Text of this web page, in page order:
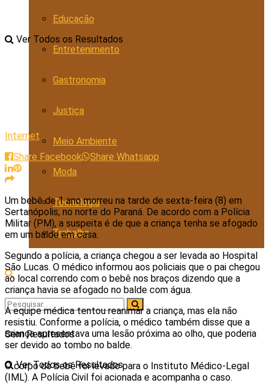
Educação
Entretenimento
Gastronomia
Justiça
Meio Ambiente
Moda
Tecnologia
Trabalho
Sem Resultados
Ver Todos os Resultados
Ver Todos os Resultados
Internet
Share Facebook
Share Whatsapp
Um bebê de 1 ano morreu na tarde de sexta-feira (8) em
Sertanópolis, no norte do Paraná. De acordo com a Polícia
Militar (PM), a suspeita é de que a criança tenha se afogado
em um balde em casa.
Segundo a polícia, a criança chegou a ser levada ao Hospital
São Lucas. O médico informou aos policiais que o pai chegou
ao local correndo com o bebê nos braços dizendo que a
criança havia se afogado no balde com água.
A equipe médica tentou reanimar a criança, mas ela não
resistiu. Conforme a polícia, o médico também disse que a
criança apresentava uma lesão próxima ao olho, que poderia
ser devido ao tombo no balde.
O corpo do bebê foi levado para o Instituto Médico-Legal
(IML). A Polícia Civil foi acionada e acompanha o caso.